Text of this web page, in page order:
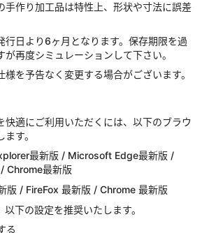
手作り加工品は特性上、形状や寸法に誤差
行日より6ヶ月となります。保存期限を過
再度シミュレーションして下さい。
様を予告なく変更する場合がございます。
快適にご利用いただくには、以下のブラウ
す。
最新版 / Microsoft Edge最新版 /
Chrome最新版
/ FireFox 最新版 / Chrome 最新版
下の設定を推奨いたします。
る